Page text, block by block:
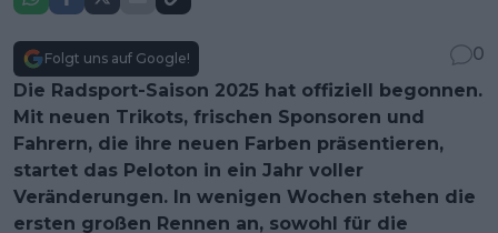
Folgt uns auf Google!
0
Die Radsport-Saison 2025 hat offiziell begonnen.
Mit neuen Trikots, frischen Sponsoren und
Fahrern, die ihre neuen Farben präsentieren,
startet das Peloton in ein Jahr voller
Veränderungen. In wenigen Wochen stehen die
ersten großen Rennen an, sowohl für die